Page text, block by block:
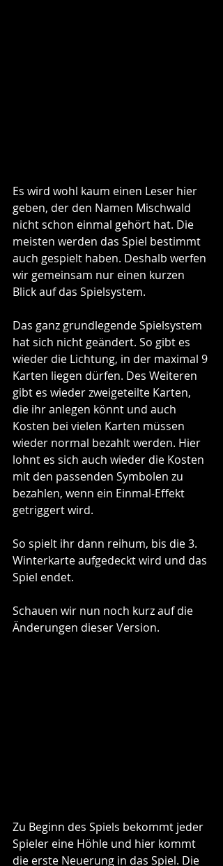
Es wird wohl kaum einen Leser hier
geben, der den Namen Mischwald
nicht schon einmal gehört hat. Die
meisten werden das Spiel bestimmt
auch gespielt haben. Deshalb werfen
wir gemeinsam nur einen kurzen
Blick auf das Spielsystem.
Das ganz grundlegende Spielsystem
hat sich nicht geändert. So gibt es
wieder die Lichtung, in der maximal 9
Karten liegen dürfen. Des Weiteren
gibt es wieder zweigeteilte Karten,
die ihr anlegen könnt und auch
Kosten bei vielen Karten müssen
wieder normal bezahlt werden. Hier
lohnt es sich auch wieder die Kosten
mit den passenden Symbolen zu
bezahlen, wenn ein Einmal-Effekt
getriggert wird.
So spielt ihr dann reihum, bis die 3.
Winterkarte aufgedeckt wird und das
Spiel endet.
Schauen wir nun noch kurz auf die
Änderungen dieser Version.
Zu Beginn des Spiels bekommt jeder
Spieler eine Höhle und hier kommt
die erste Neuerung in das Spiel. Die